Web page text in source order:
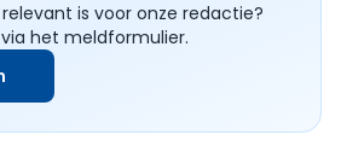
is voor onze redactie?
het meldformulier.